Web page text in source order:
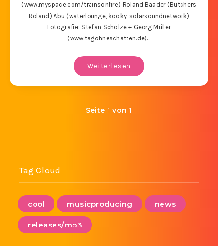
(www.myspace.com/trainsonfire) Roland Baader (Butchers
Roland) Abu (waterlounge, kooky, solarsoundnetwork)
Fotografie: Stefan Scholze + Georg Müller
(www.tagohneschatten.de)…
Weiterlesen
Seite 1 von 1
Tag Cloud
cool musicproducing news
releases/mp3